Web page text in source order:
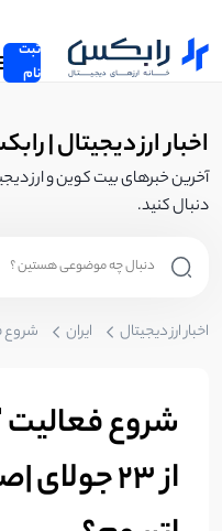
ثبت
نام
اخبار ارز دیجیتال |
آخرین خبرهای بیت کوین و ارز
دنبال کنید.
اخبار ارز دیجیتال ایران
از 23